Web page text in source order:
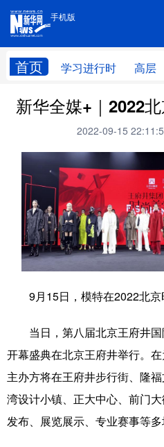
手机版
首页 学习进行时 高层
手机版
网站
学习进行时 高层
财经
台湾 思客智库
科技
文化 书画
访谈 视频
学术中国 乡村振兴
彩票 娱乐
公益 一带一路
新华全媒+｜2022
2022-09-15
9月15日，模特在2022北京
当日，第八届北京王府井国
开幕盛典在北京王府井举行。
主办方将在王府井步行街、隆
湾设计小镇、正大中心、前门
发布、展览展示、专业赛事等多